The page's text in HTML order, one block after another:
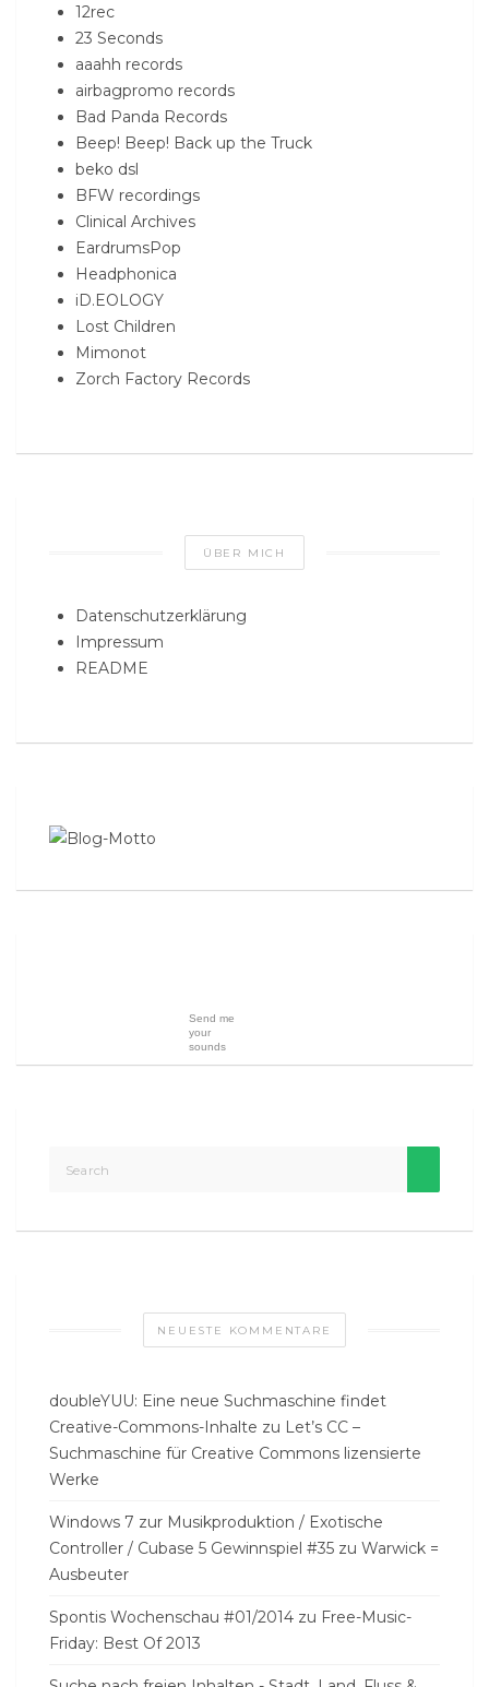
12rec
23 Seconds
aaahh records
airbagpromo records
Bad Panda Records
Beep! Beep! Back up the Truck
beko dsl
BFW recordings
Clinical Archives
EardrumsPop
Headphonica
iD.EOLOGY
Lost Children
Mimonot
Zorch Factory Records
ÜBER MICH
Datenschutzerklärung
Impressum
README
Send me
your
sounds
NEUESTE KOMMENTARE
doubleYUU: Eine neue Suchmaschine findet
Creative-Commons-Inhalte zu Let’s CC –
Suchmaschine für Creative Commons lizensierte
Werke
Windows 7 zur Musikproduktion / Exotische
Controller / Cubase 5 Gewinnspiel #35 zu Warwick =
Ausbeuter
Spontis Wochenschau #01/2014 zu Free-Music-
Friday: Best Of 2013